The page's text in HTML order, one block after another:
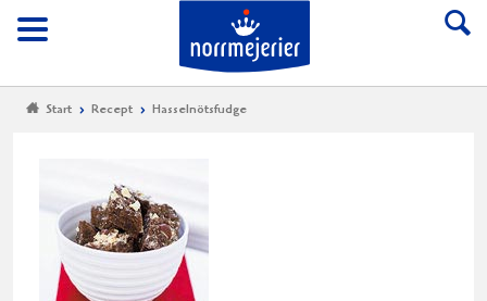
Meny
Till Norrmejerier
Start Recept Hasselnötsfudge